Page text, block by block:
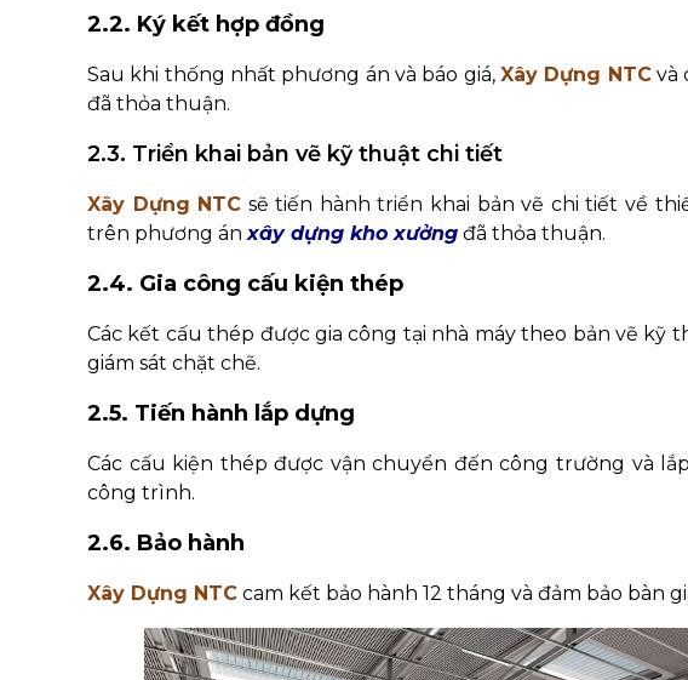
2.2. Ký kết hợp đồng
Sau khi thống nhất phương án và báo giá, Xây Dựng NTCvà
đã thỏa thuận.
2.3. Triển khai bản vẽ kỹ thuật chi tiết
Xây Dựng NTC sẽ tiến hành triển khai bản vẽ chi tiết về
trên phương ánxây dựng kho xưởng đã thỏa thuận.
2.4. Gia công cấu kiện thép
Các kết cấu thép được gia công tại nhà máy theo bản vẽ
giám sát chặt chẽ.
2.5. Tiến hành lắp dựng
Các cấu kiện thép được vận chuyển đến công trường và
công trình.
2.6. Bảo hành
Xây Dựng NTC cam kết bảo hành 12 tháng và đảm bảo bàn